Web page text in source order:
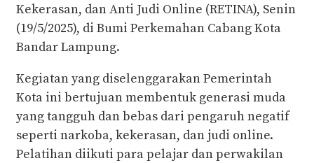
Kekerasan, dan Anti Judi Online (RETINA), Senin
(19/5/2025), di Bumi Perkemahan Cabang Kota
Bandar Lampung.
Kegiatan yang diselenggarakan Pemerintah
Kota ini bertujuan membentuk generasi muda
yang tangguh dan bebas dari pengaruh negatif
seperti narkoba, kekerasan, dan judi online.
Pelatihan diikuti para pelajar dan perwakilan